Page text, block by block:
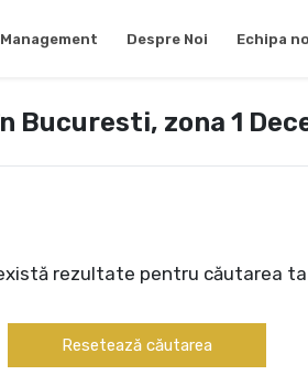
Despre Noi Echipa
zona 1
rezultate pentru căutarea ta
Resetează căutarea